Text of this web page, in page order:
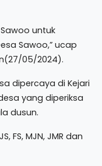
untuk
Sawoo,” ucap
05/2024).
dipercaya di Kejari
yang diperiksa
dusun.
FS, MJN, JMR dan